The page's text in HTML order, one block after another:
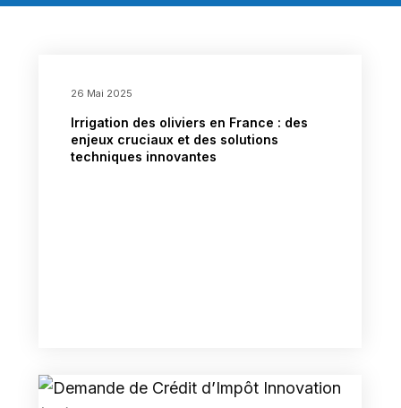
26 Mai 2025
Irrigation des oliviers en France : des
enjeux cruciaux et des solutions
techniques innovantes